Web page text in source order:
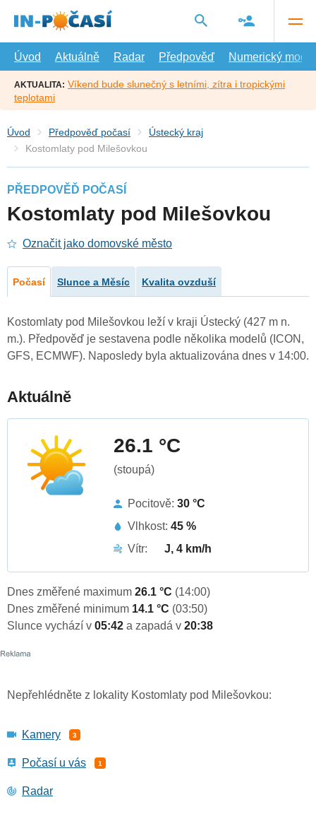
hlavní
Úvod
Aktuálně Radar Předpověď Numerický model
AKTUALITA: Víkend bude slunečný s letními, zítra i tropickými
teplotami
Úvod Předpověď počasí
Ústecký kraj
Kostomlaty pod Milešovkou
PŘEDPOVĚĎ POČASÍ
Kostomlaty pod Milešovkou
Označit jako domovské město
Počasí Slunce a Měsíc Kvalita ovzduší
Kostomlaty pod Milešovkou leží v kraji Ústecký (427 m n.
m.). Předpověď je sestavena podle několika modelů (ICON,
GFS, ECMWF). Naposledy byla aktualizována dnes v 14:00.
Aktuálně
26.1 °C
(stoupá)
Pocitově: 30 °C
Vlhkost: 45 %
Vítr:
J, 4 km/h
Dnes změřené maximum 26.1 °C (14:00)
Dnes změřené minimum 14.1 °C (03:50)
Slunce vychází v 05:42 a zapadá v 20:38
Nepřehlédněte z lokality Kostomlaty pod Milešovkou:
Kamery 3
Počasí u vás 1
Radar